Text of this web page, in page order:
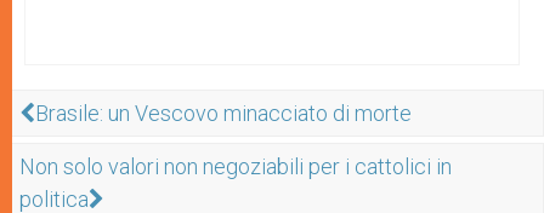
Brasile: un Vescovo minacciato di morte
Non solo valori non negoziabili per i cattolici in
politica